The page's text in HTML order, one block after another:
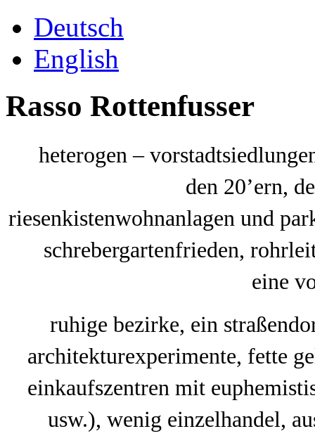
Deutsch
English
Rasso Rottenfusser
heterogen –
den 20’ern,
riesenkistenwohnanlagen und
schrebergartenfrieden,
eine
ruhige bezirke, ein
architekturexperimente, fette
einkaufszentren mit
usw.), wenig einzelhandel,